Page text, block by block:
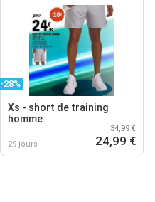
-28%
Xs - short de training
homme
29 jours
34,99 €
24,99 €